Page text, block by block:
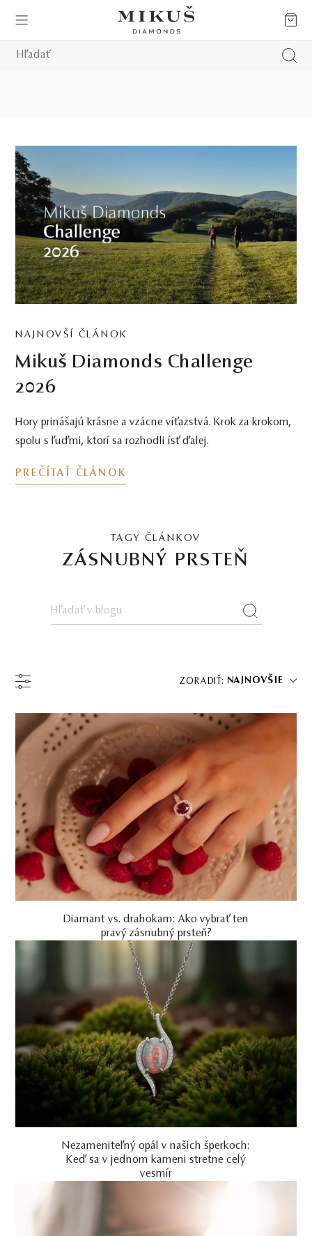
NAJNOVŠÍ ČLÁNOK
Mikuš Diamonds Challenge
2026
Hory prinášajú krásne a vzácne víťazstvá. Krok za krokom,
spolu s ľuďmi, ktorí sa rozhodli ísť ďalej.
PREČÍTAŤ ČLÁNOK
TAGY ČLÁNKOV
ZÁSNUBNÝ PRSTEŇ
ZORADIŤ: NAJNOVŠIE
Diamant vs. drahokam: Ako vybrať ten
pravý zásnubný prsteň?
Nezameniteľný opál v našich šperkoch:
Keď sa v jednom kameni stretne celý
vesmír